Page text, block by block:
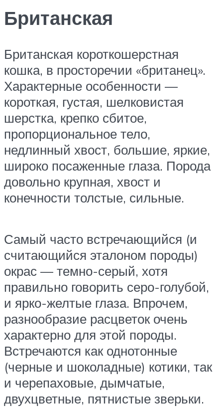
Британская
Британская короткошерстная
кошка, в просторечии «британец».
Характерные особенности —
короткая, густая, шелковистая
шерстка, крепко сбитое,
пропорциональное тело,
недлинный хвост, большие, яркие,
широко посаженные глаза. Порода
довольно крупная, хвост и
конечности толстые, сильные.
Самый часто встречающийся (и
считающийся эталоном породы)
окрас — темно-серый, хотя
правильно говорить серо-голубой,
и ярко-желтые глаза. Впрочем,
разнообразие расцветок очень
характерно для этой породы.
Встречаются как однотонные
(черные и шоколадные) котики, так
и черепаховые, дымчатые,
двухцветные, пятнистые зверьки.